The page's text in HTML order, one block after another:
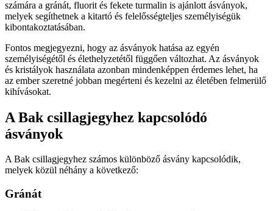
számára a gránát, fluorit és fekete turmalin is ajánlott ásványok,
melyek segíthetnek a kitartó és felelősségteljes személyiségük
kibontakoztatásában.
Fontos megjegyezni, hogy az ásványok hatása az egyén
személyiségétől és élethelyzetétől függően változhat. Az ásványok
és kristályok használata azonban mindenképpen érdemes lehet, ha
az ember szeretné jobban megérteni és kezelni az életében felmerülő
kihívásokat.
A Bak csillagjegyhez kapcsolódó
ásványok
A Bak csillagjegyhez számos különböző ásvány kapcsolódik,
melyek közül néhány a következő:
Gránát